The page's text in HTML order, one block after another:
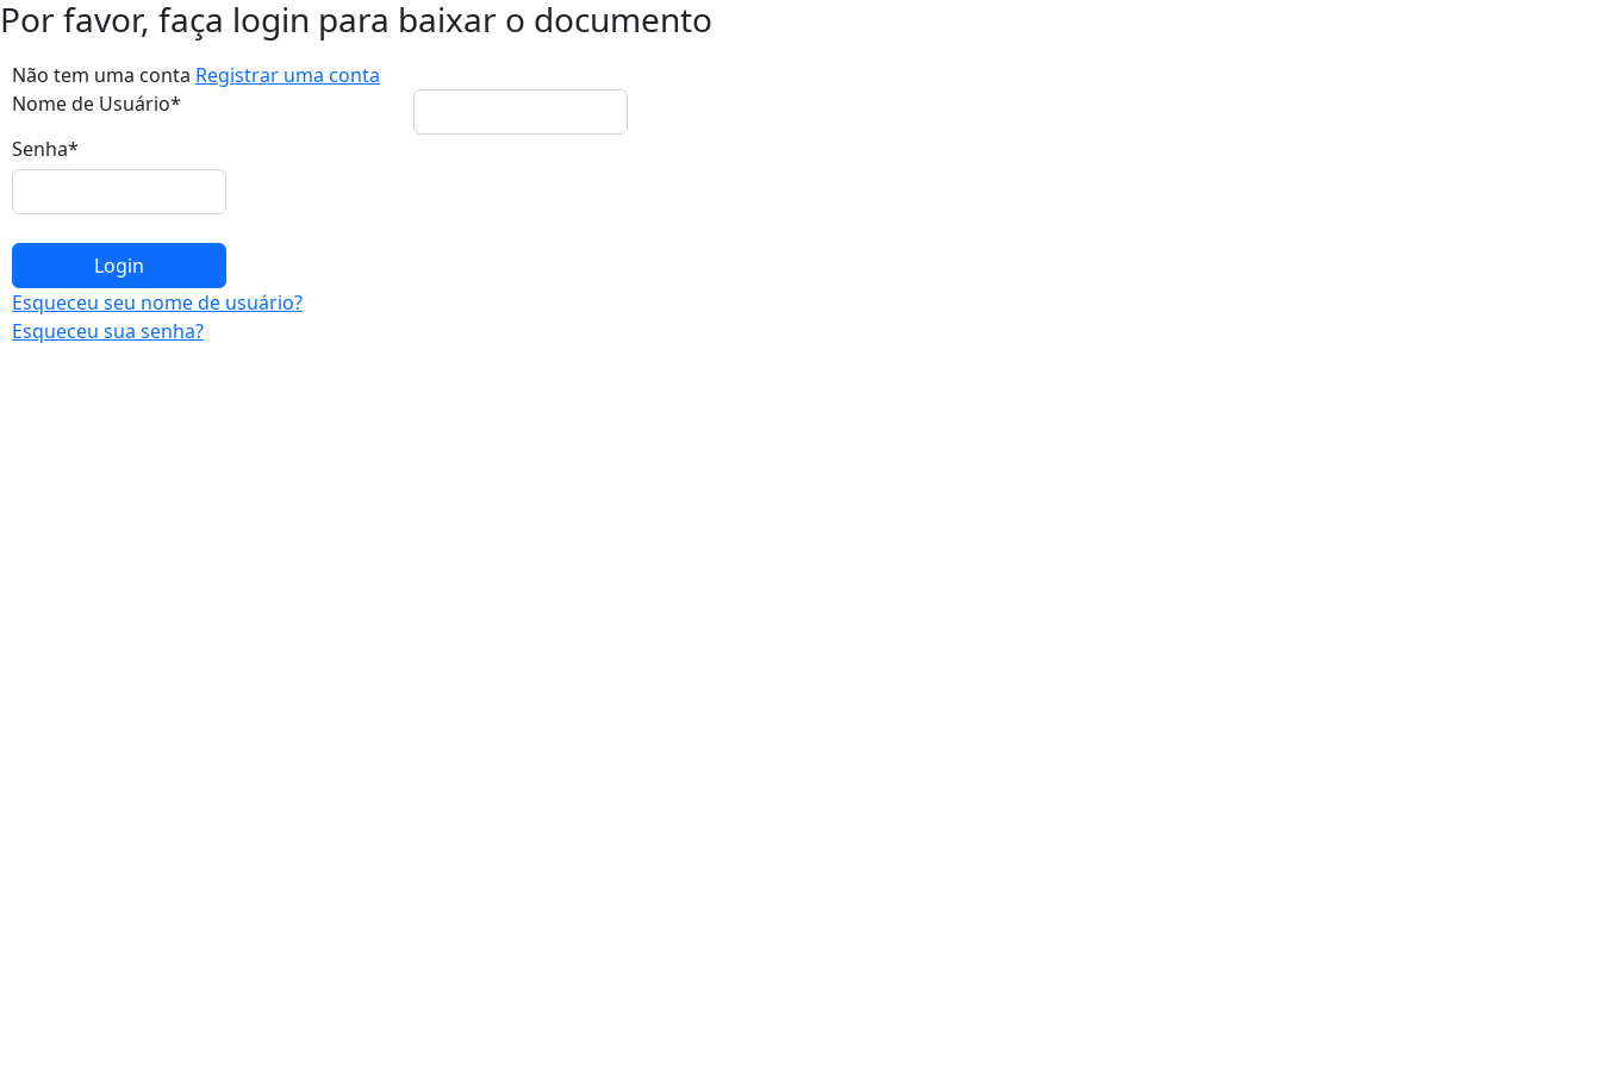
Por favor, faça login para baixar o documento
Não tem uma conta Registrar uma conta
Nome de Usuário*
Senha*
Esqueceu seu nome de usuário?
Esqueceu sua senha?